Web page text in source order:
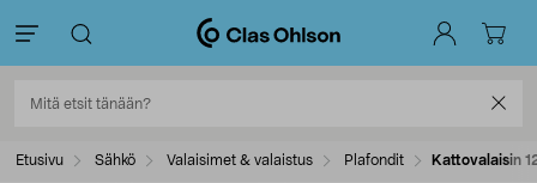
Etusivu Sähkö Valaisimet & valaistus Plafondit Kattovalaisin